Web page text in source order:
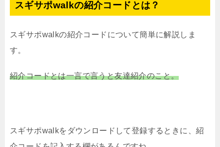
スギサポwalkの紹介コードとは？
スギサポwalkの紹介コードについて簡単に解説しま
す。
紹介コードとは一言で言うと友達紹介のこと。
スギサポwalkをダウンロードして登録するときに、紹